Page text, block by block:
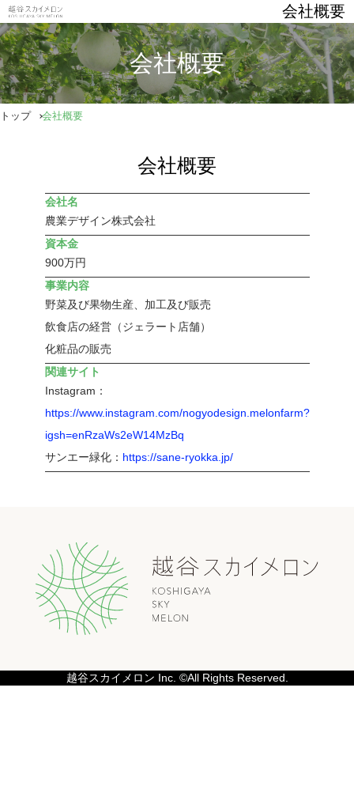
会社概要
会社概要
トップ 会社概要
会社概要
会社名
農業デザイン株式会社
資本金
900万円
事業内容
野菜及び果物生産、加工及び販売
飲食店の経営（ジェラート店舗）
化粧品の販売
関連サイト
Instagram：
https://www.instagram.com/nogyodesign.melonfarm?
igsh=enRzaWs2eW14MzBq
サンエー緑化： https://sane-ryokka.jp/
越谷スカイメロン Inc. ©All Rights Reserved.